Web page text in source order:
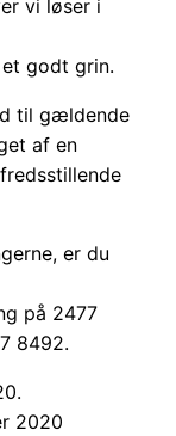
vi løser i
godt grin.
til gældende
af en
er du
på 2477
8492.
2020